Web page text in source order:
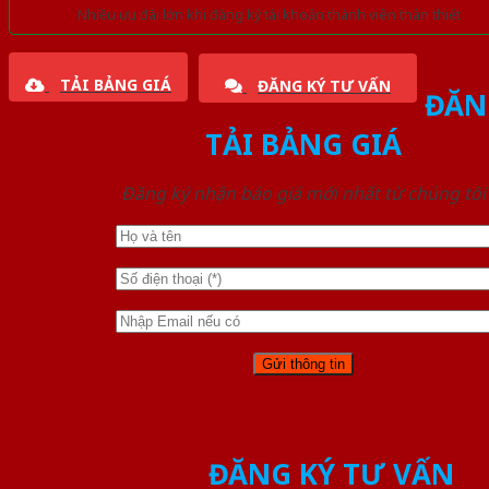
Nhiều ưu đãi lớn khi đăng ký tài khoản thành viên thân thiết
TẢI BẢNG GIÁ ĐĂNG KÝ TƯ VẤN
TẢI BẢNG GIÁ
Đăng ký nhận báo giá mới nhất từ chúng tôi
ĐĂNG KÝ TƯ VẤN